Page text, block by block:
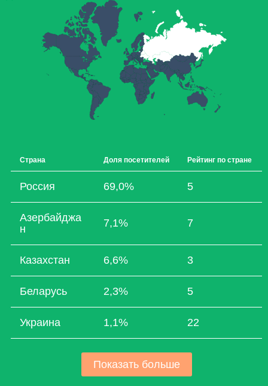
Страна Доля посетителей Рейтинг по стране
Россия 69,0% 5
Азербайджа
н
7,1% 7
Казахстан 6,6% 3
Беларусь 2,3% 5
Украина 1,1% 22
Показать больше